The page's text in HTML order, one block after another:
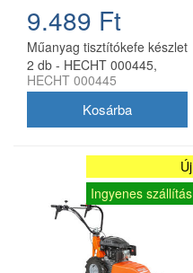
9.489 Ft
Műanyag tisztítókefe készlet
2 db - HECHT 000445,
HECHT 445 elektromos
HECHT 000445
Új
Ingyenes szállítás